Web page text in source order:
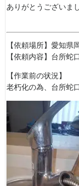
ありがとうございま
【依頼場所】愛知県
【依頼内容】台所蛇
【作業前の状況】
老朽化の為、台所蛇